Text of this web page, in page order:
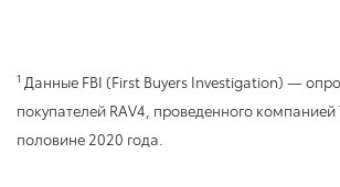
1 Данные FBI (First Buyers Investigation) —
покупателей RAV4, проведенного компанией
половине 2020 года.